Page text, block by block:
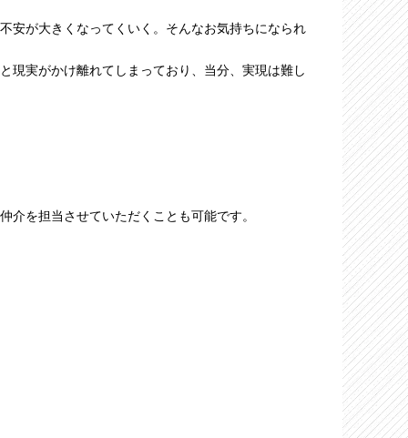
安が大きくなってくいく。そんなお気持ちになられ
現実がかけ離れてしまっており、当分、実現は難し
を担当させていただくことも可能です。